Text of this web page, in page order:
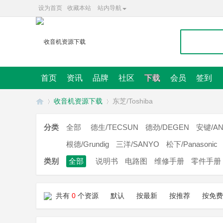
设为首页 收藏本站 站内导航
首页 资讯 品牌 社区 下载 会员 签到
收音机资源下载
»
东芝/Toshiba
分类 全部 德生/TECSUN 德劲/DEGEN 安键/
根德/Grundig
三洋/SANYO 松下/Panasonic
类别
全部 说明书 电路图 维修手册 零件手册
共有 0 个资源 默认 按最新 按推荐 按免费